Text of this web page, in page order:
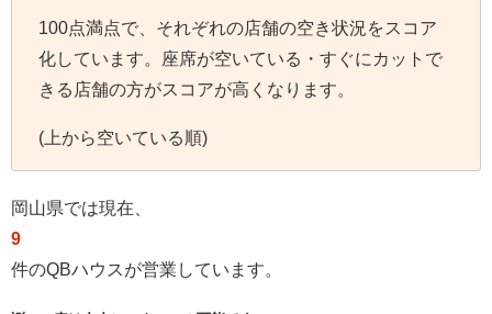
100点満点で、それぞれの店舗の空き状況をスコア
化しています。座席が空いている・すぐにカットで
きる店舗の方がスコアが高くなります。
(上から空いている順)
岡山県では現在、
9
件のQBハウスが営業しています。